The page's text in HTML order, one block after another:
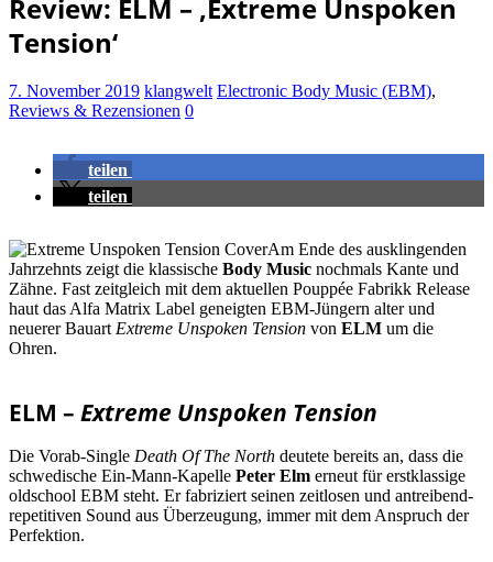
Review: ELM – ‚Extreme Unspoken
Tension‘
7. November 2019 klangwelt Electronic Body Music (EBM),
Reviews & Rezensionen 0
teilen
teilen
Am Ende des ausklingenden
Jahrzehnts zeigt die klassische Body Music nochmals Kante und
Zähne. Fast zeitgleich mit dem aktuellen Pouppée Fabrikk Release
haut das Alfa Matrix Label geneigten EBM-Jüngern alter und
neuerer Bauart Extreme Unspoken Tension von ELM um die
Ohren.
ELM – Extreme Unspoken Tension
Die Vorab-Single Death Of The North deutete bereits an, dass die
schwedische Ein-Mann-Kapelle Peter Elm erneut für erstklassige
oldschool EBM steht. Er fabriziert seinen zeitlosen und antreibend-
repetitiven Sound aus Überzeugung, immer mit dem Anspruch der
Perfektion.